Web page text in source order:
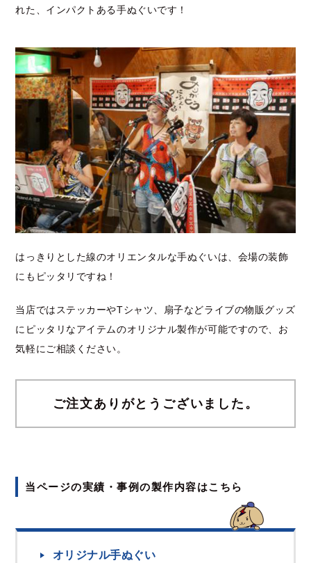
れた、インパクトある手ぬぐいです！
はっきりとした線のオリエンタルな手ぬぐいは、会場の装飾
にもピッタリですね！
当店ではステッカーやTシャツ、扇子などライブの物販グッズ
にピッタリなアイテムのオリジナル製作が可能ですので、お
気軽にご相談ください。
ご注文ありがとうございました。
当ページの実績・事例の製作内容はこちら
オリジナル手ぬぐい